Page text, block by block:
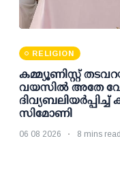
RELIGION
കമ്മ്യൂണിസ്റ്റ്
വയസില്‍ അതേ
സിമോണി
06 08 2026 8 mins read